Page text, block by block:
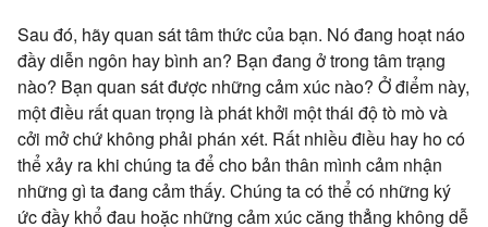
Sau đó, hãy quan sát tâm thức của bạn. Nó đang hoạt náo
đầy diễn ngôn hay bình an? Bạn đang ở trong tâm trạng
nào? Bạn quan sát được những cảm xúc nào? Ở điểm này,
một điều rất quan trọng là phát khởi một thái độ tò mò và
cởi mở chứ không phải phán xét. Rất nhiều điều hay ho có
thể xảy ra khi chúng ta để cho bản thân mình cảm nhận
những gì ta đang cảm thấy. Chúng ta có thể có những ký
ức đầy khổ đau hoặc những cảm xúc căng thẳng không dễ